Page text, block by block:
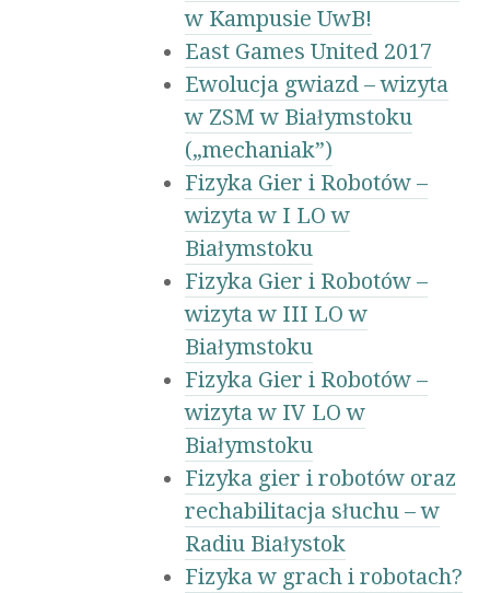
w Kampusie UwB!
East Games United 2017
Ewolucja gwiazd – wizyta
w ZSM w Białymstoku
(„mechaniak”)
Fizyka Gier i Robotów –
wizyta w I LO w
Białymstoku
Fizyka Gier i Robotów –
wizyta w III LO w
Białymstoku
Fizyka Gier i Robotów –
wizyta w IV LO w
Białymstoku
Fizyka gier i robotów oraz
rechabilitacja słuchu – w
Radiu Białystok
Fizyka w grach i robotach?